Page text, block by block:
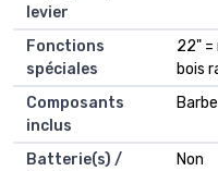
levier
Fonctions
spéciales
‎22" =
bois
Composants
inclus
Batterie(s) /
‎Non